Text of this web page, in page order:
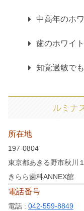
中高年のホ
歯のホワイ
知覚過敏で
ルミナ
所在地
197-0804
東京都あきる野市秋川
きらら歯科ANNEX館
電話番号
電話 : 042-559-8849